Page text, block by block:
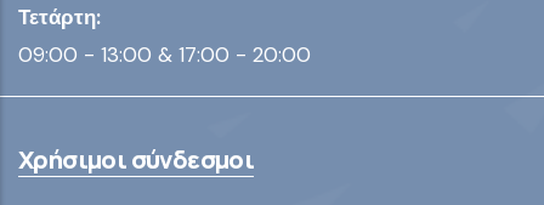
Τετάρτη:
09:00 - 13:00 & 17:00 - 20:00
Χρήσιμοι σύνδεσμοι